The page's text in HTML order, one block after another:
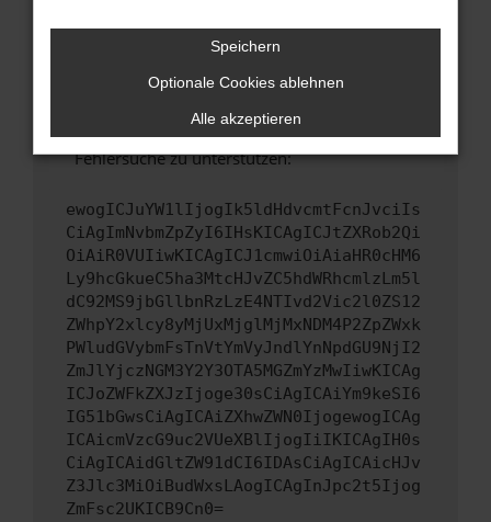
unterstützt werden.
Wende dich an den Webseitenbetreiber.
Wenn du alle oben genannten Schritte versucht
hast, kontaktiere uns bitte. Wir werden
versuchen, das Problem zu beheben. Du kannst
uns diesen Text schicken, um uns bei der
Fehlersuche zu unterstützen:
ewogICJuYW1lIjogIk5ldHdvcmtFcnJvciIs
CiAgImNvbmZpZyI6IHsKICAgICJtZXRob2Qi
OiAiR0VUIiwKICAgICJ1cmwiOiAiaHR0cHM6
Ly9hcGkueC5ha3MtcHJvZC5hdWRhcmlzLm5l
dC92MS9jbGllbnRzLzE4NTIvd2Vic2l0ZS12
ZWhpY2xlcy8yMjUxMjglMjMxNDM4P2ZpZWxk
PWludGVybmFsTnVtYmVyJndlYnNpdGU9NjI2
ZmJlYjczNGM3Y2Y3OTA5MGZmYzMwIiwKICAg
ICJoZWFkZXJzIjoge30sCiAgICAiYm9keSI6
IG51bGwsCiAgICAiZXhwZWN0IjogewogICAg
ICAicmVzcG9uc2VUeXBlIjogIiIKICAgIH0s
CiAgICAidGltZW91dCI6IDAsCiAgICAicHJv
Z3Jlc3MiOiBudWxsLAogICAgInJpc2t5Ijog
ZmFsc2UKICB9Cn0=
Speichern
Optionale Cookies ablehnen
Alle akzeptieren